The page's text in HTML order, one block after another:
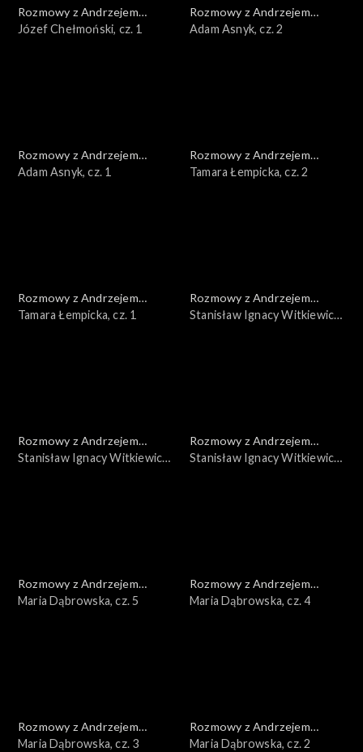
Rozmowy z Andrzejem
Doboszem
Józef Chełmoński, cz. 1
Rozmowy z Andrzejem
Doboszem
Adam Asnyk, cz. 2
Rozmowy z Andrzejem
Doboszem
Adam Asnyk, cz. 1
Rozmowy z Andrzejem
Doboszem
Tamara Łempicka, cz. 2
Rozmowy z Andrzejem
Doboszem
Tamara Łempicka, cz. 1
Rozmowy z Andrzejem
Doboszem
Stanisław Ignacy Witkiewicz,
Rozmowy z Andrzejem
Doboszem
Stanisław Ignacy Witkiewicz,
Rozmowy z Andrzejem
Doboszem
Stanisław Ignacy Witkiewicz,
Rozmowy z Andrzejem
Doboszem
Maria Dąbrowska, cz. 5
Rozmowy z Andrzejem
Doboszem
Maria Dąbrowska, cz. 4
Rozmowy z Andrzejem
Doboszem
Maria Dąbrowska, cz. 3
Rozmowy z Andrzejem
Doboszem
Maria Dąbrowska, cz. 2